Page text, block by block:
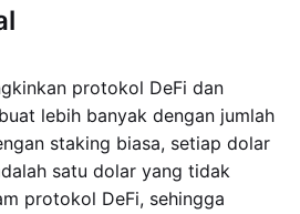
protokol DeFi dan
lebih banyak dengan jumlah
staking biasa, setiap dolar
satu dolar yang tidak
protokol DeFi, sehingga